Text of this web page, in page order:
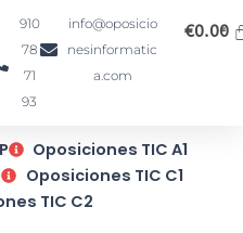
910
78
71
93
info@oposicio
nesinformatic
a.com
€0.00
Oposiciones TIC A1
Oposiciones TIC C1
TIC C2